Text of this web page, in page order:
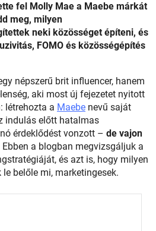
fel Molly Mae a Maebe márkát
meg, milyen
neki közösséget építeni, és
FOMO és közösségépítés
népszerű brit influencer, hanem
aki most új fejezetet nyitott
létrehozta a Maebe nevű saját
indulás előtt hatalmas
érdeklődést vonzott – de vajon
Ebben a blogban megvizsgáljuk a
és azt is, hogy milyen
belőle mi, marketingesek.